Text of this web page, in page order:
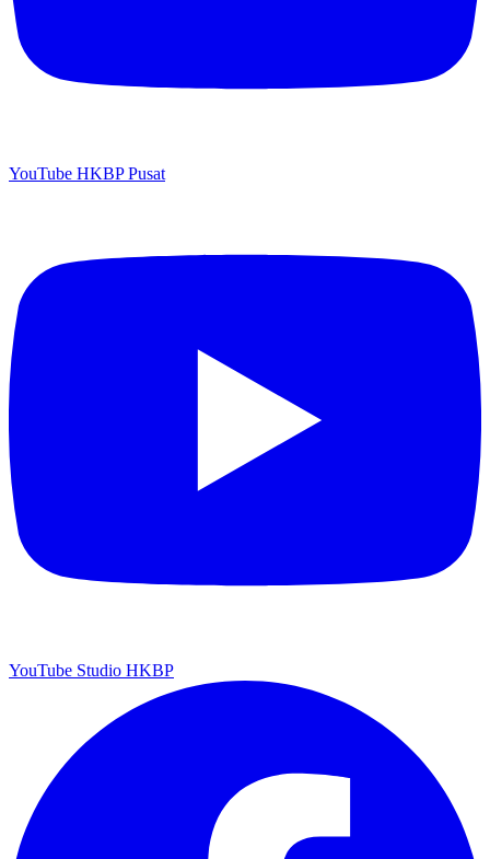
YouTube HKBP Pusat
YouTube Studio HKBP